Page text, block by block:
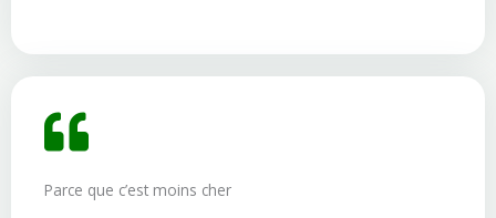
Parce que c’est moins cher